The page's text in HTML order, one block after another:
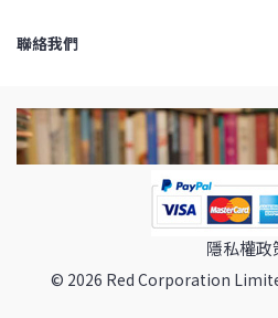
聯絡我們
隱私權政
© 2026 Red Corporation